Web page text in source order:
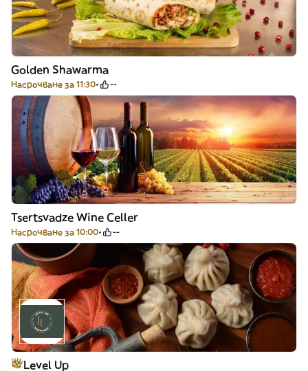
Golden Shawarma
Насрочване за 11:30 --
Tsertsvadze Wine Celler
Насрочване за 10:00 --
Level Up